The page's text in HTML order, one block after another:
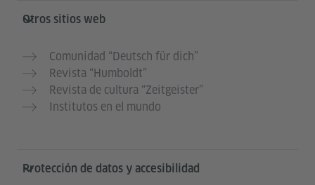
Otros sitios web
Comunidad “Deutsch für dich”
Revista “Humboldt”
Revista de cultura “Zeitgeister”
Institutos en el mundo
Protección de datos y accesibilidad